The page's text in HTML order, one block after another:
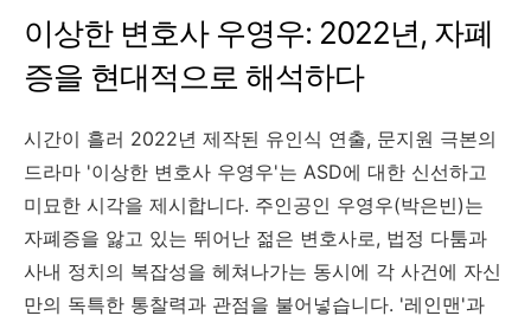
이상한 변호사 우영우: 2022년, 자폐
증을 현대적으로 해석하다
시간이 흘러 2022년 제작된 유인식 연출, 문지원 극본의
드라마 '이상한 변호사 우영우'는 ASD에 대한 신선하고
미묘한 시각을 제시합니다. 주인공인 우영우(박은빈)는
자폐증을 앓고 있는 뛰어난 젊은 변호사로, 법정 다툼과
사내 정치의 복잡성을 헤쳐나가는 동시에 각 사건에 자신
만의 독특한 통찰력과 관점을 불어넣습니다. '레인맨'과